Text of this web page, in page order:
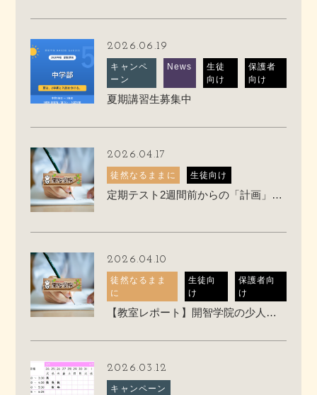
2026.06.19
キャンペ
ーン
News
生徒
向け
保護者
向け
夏期講習生募集中
2026.04.17
徒然なるままに 生徒向け
定期テスト2週間前からの「計画」の立て方
2026.04.10
徒然なるまま
に
生徒向
け
保護者向
け
【教室レポート】開智学院の少人数授業ってこんな感じです
2026.03.12
キャンペーン